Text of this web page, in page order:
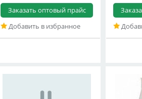
Заказать оптовый прайс
Добавить в избранное